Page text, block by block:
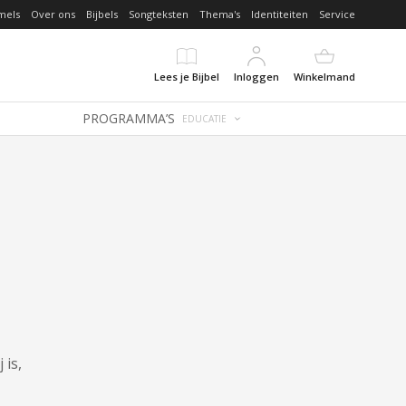
Over ons Bijbels Songteksten Thema's Identiteiten Service
Lees je Bijbel Inloggen Winkelmand
PROGRAMMA’S EDUCATIE
is,